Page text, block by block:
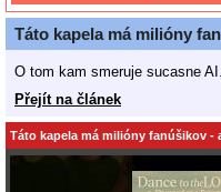
Táto kapela má milióny
O tom kam smeruje sucasne AI.
Přejít na článek
Táto kapela má milióny fanúšikov -